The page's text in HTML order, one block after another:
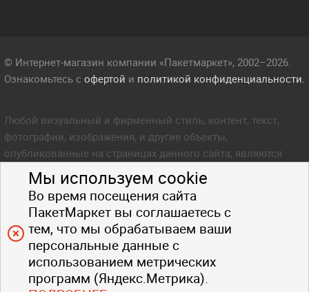
Мы используем cookie
Во время посещения сайта
ПакетМаркет вы соглашаетесь с
тем, что мы обрабатываем ваши
персональные данные с
использованием метрических
программ (Яндекс.Метрика).
© Интернет-магазин компании «Пакетмаркет», 2002–2026.
Ознакомьтесь с офертой и политикой конфиденциальности.
Любой визуальный и фирменный стиль, контент, текст,
фотографии, изображения, и другие объекты,
опубликованные на страницах данного сайта, являются
объектом прав интеллектуальной собственности компании
Пакетмаркет. Любое копирование стиля, контента, текста,
фотографий, изображений и других объектов данного сайта
запрещено.